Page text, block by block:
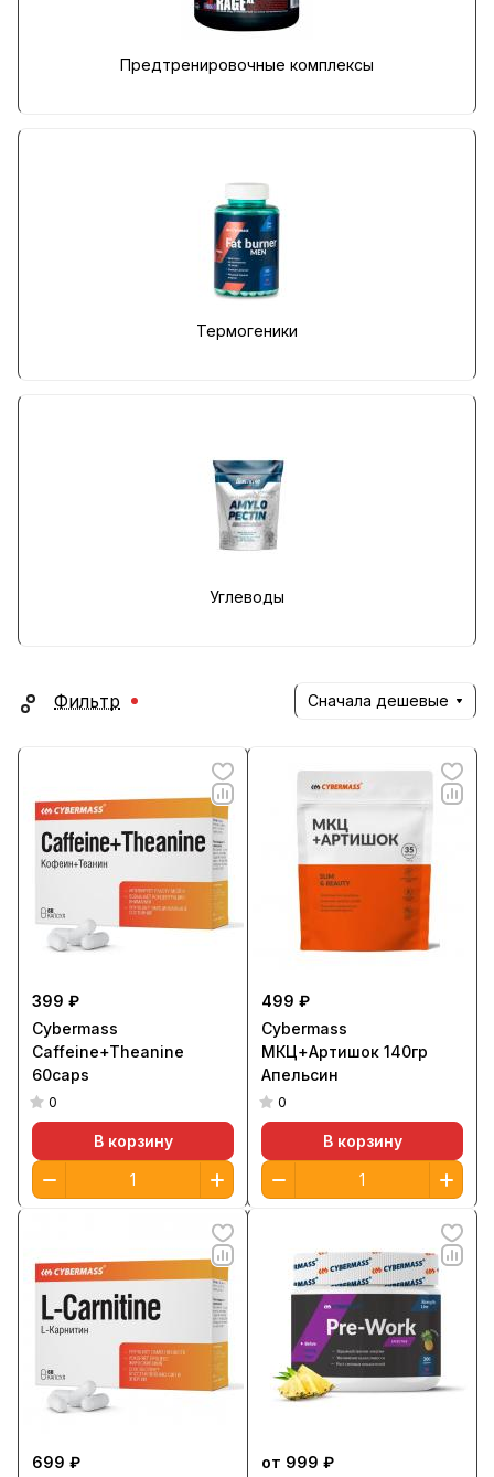
Предтренировочные комплексы
Термогеники
Углеводы
Фильтр Сначала дешевые
399 ₽
Cybermass
Caffeine+Theanine
60caps
0
В корзину
499 ₽
Cybermass
МКЦ+Артишок 140гр
Апельсин
0
В корзину
699 ₽
от 999 ₽